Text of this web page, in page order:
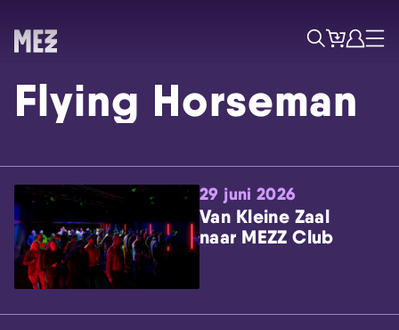
Skip navigatie
ZoekTicketsAccount
Menu
Flying Horseman
29 juni 2026
Van Kleine Zaal
naar MEZZ Club